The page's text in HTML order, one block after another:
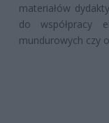
materiałów
do współpracy
mundurowych czy